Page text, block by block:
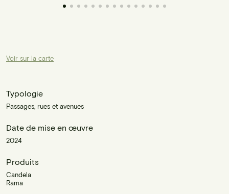
Voir sur la carte
Typologie
Passages, rues et avenues
Date de mise en œuvre
2024
Produits
Candela
Rama